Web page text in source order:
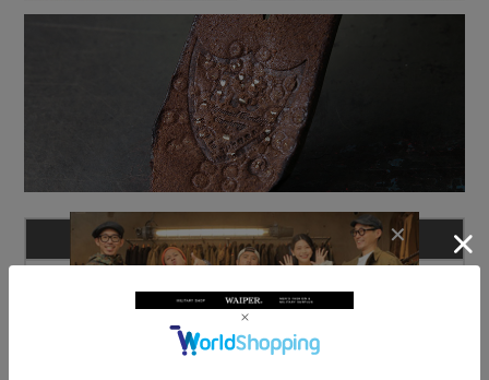
商品名
END ONLY 1.75”カウレザー スタッズベルト MADE IN USA
ブランド